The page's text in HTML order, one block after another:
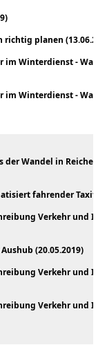
planen
im Winterdienst - Wahl
im Winterdienst - Wahl
Wandel in
fahrender
Verkehr und
(20.05.2019)
Verkehr und
Verkehr und